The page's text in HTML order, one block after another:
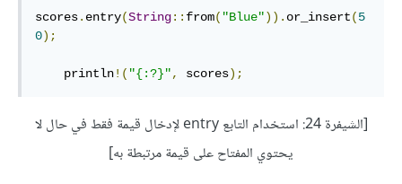
scores. entry(String:: from( "Blue")). or_insert(5
0);
    println
!( "{:?}", scores);
[الشيفرة 24: استخدام التابع entry لإدخال قيمة فقط في حال لا
يحتوي المفتاح على قيمة مرتبطة به]